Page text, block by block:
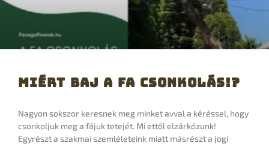
Miért baj a fa csonkolás!?
Nagyon sokszor keresnek meg minket avval a kéréssel, hogy
csonkoljuk meg a fájuk tetejét. Mi ettől elzárkózunk!
Egyrészt a szakmai szemléleteink miatt másrészt a jogi